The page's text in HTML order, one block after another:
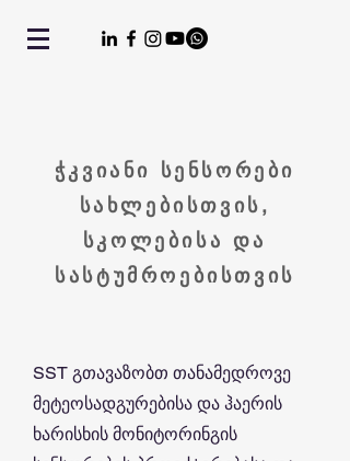
ჭკვიანი სენსორები
სახლებისთვის,
სკოლებისა და
სასტუმროებისთვის
SST გთავაზობთ თანამედროვე
მეტეოსადგურებისა და ჰაერის
ხარისხის მონიტორინგის